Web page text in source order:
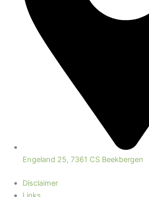
Engeland 25, 7361 CS Beekbergen
Disclaimer